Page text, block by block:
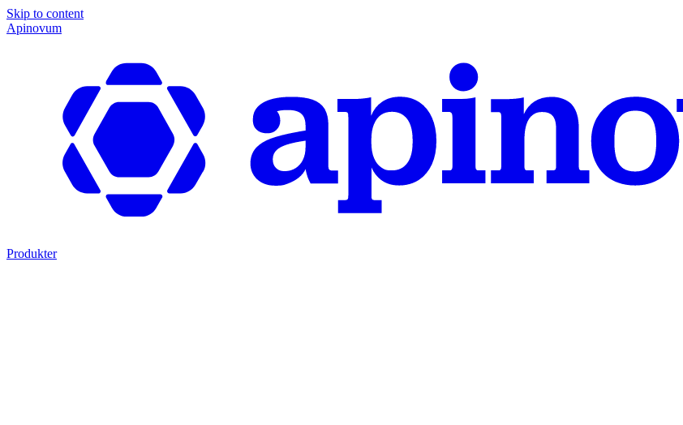
Skip to content
Apinovum
Produkter